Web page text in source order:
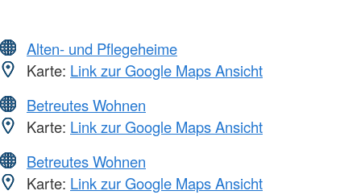
Alten- und Pflegeheime
Karte: Link zur Google Maps Ansicht
Betreutes Wohnen
Karte: Link zur Google Maps Ansicht
Betreutes Wohnen
Karte: Link zur Google Maps Ansicht